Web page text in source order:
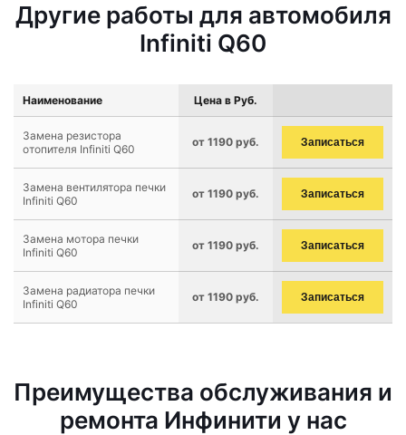
Другие работы для автомобиля
Infiniti Q60
Наименование Цена в Руб.
Замена резистора
отопителя Infiniti Q60
от 1190 руб. Записаться
Замена вентилятора печки
Infiniti Q60
от 1190 руб. Записаться
Замена мотора печки
Infiniti Q60
от 1190 руб. Записаться
Замена радиатора печки
Infiniti Q60
от 1190 руб. Записаться
Преимущества обслуживания и
ремонта Инфинити у нас